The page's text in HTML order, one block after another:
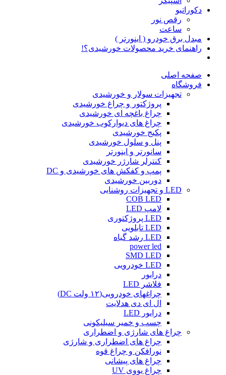
دکوراتیو
رقص نور
ساعت
مبدل برق خودرو ( اینورتر )
راهنمای خرید محصولات خورشیدی؟!
صفحه اصلی
فروشگاه
تجهیزات سولار و خورشیدی
پروژکتور و چراغ خورشیدی
چراغ باغچه ای خورشیدی
چراغ های دیوارکوب خورشیدی
پکیج خورشیدی
پنل و سلول خورشیدی
سانورتر و اینورتر
کنترلر شارژر خورشیدی
پمپ و کفکش های خورشیدی و DC
دوربین خورشیدی
LED و تجهیزات روشنایی
COB LED
لامپ LED
LED پروژکتوری
LED تابلویی
LED رشد گیاه
power led
SMD LED
LED خودرویی
درایور
فلاشر LED
چراغهای خودرویی(۱۲ ولت DC)
ال ای دی هدلایت
درایور LED
چسب و خمیر سیلیکونی
چراغ های شارژی و اضطراری
چراغ های اضطراری و شارژی
نورافکن و چراغ قوه
چراغ های پیشانی
چراغ یووی UV